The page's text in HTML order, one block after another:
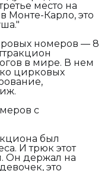
место на
Монте-Карло, это
номеров — 8
в мире. В нем
цирковых
с
был
И трюк этот
Он держал на
это